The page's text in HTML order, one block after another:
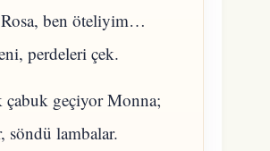
ben öteliyim…
perdeleri çek.
çabuk geçiyor Monna;
söndü lambalar.